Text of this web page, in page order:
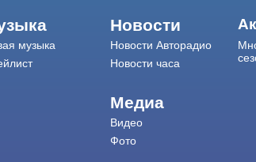
музыка
Новости
Новости Авторадио
Новости часа
Медиа
Видео
Фото